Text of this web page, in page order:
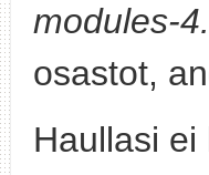
modules-
osastot,
Haullasi